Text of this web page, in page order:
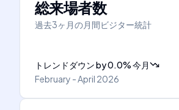
総来場者数
過去3ヶ月の月間ビジター統計
トレンドダウンby0.0%今月
February - April 2026